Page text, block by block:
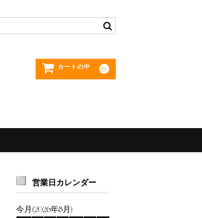
カートの中 0
営業日カレンダー
今月(2026年8月)